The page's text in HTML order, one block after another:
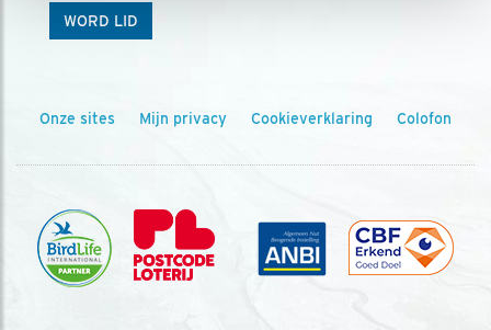
WORD LID
Onze sites Mijn privacy Cookieverklaring Colofon